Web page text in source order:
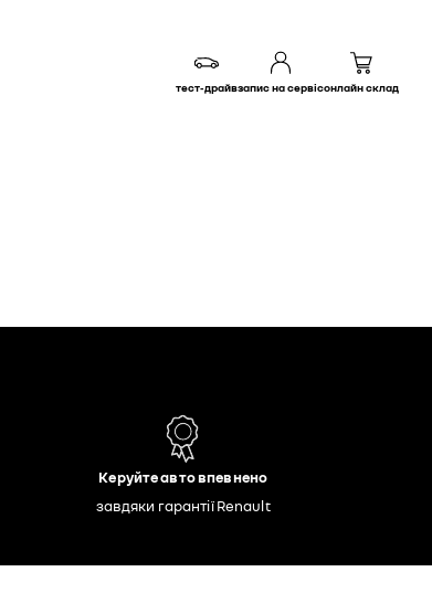
тест-драйвзапис на сервісонлайн склад
Керуйте авто впевнено
завдяки гарантії Renault